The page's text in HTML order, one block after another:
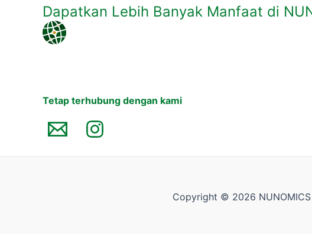
Dapatkan Lebih Banyak Manfaat di
Tetap terhubung dengan kami
Copyright © 2026